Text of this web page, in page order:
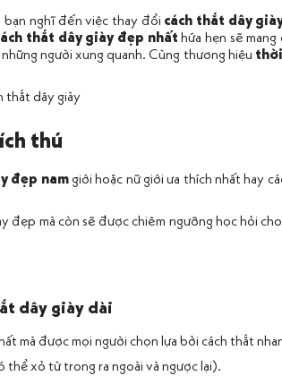
nghĩ đến việc thay đổi cách thắt dây
thắt dây giày đẹp nhất hứa hẹn sẽ
người xung quanh. Cùng thương hiệu
thú
đẹp namgiới hoặc nữ giới ưa thích nhất hay
đẹp mà còn sẽ được chiêm ngưỡng học hỏi
mà được mọi người chọn lựa bởi cách thắt
thể xỏ từ trong ra ngoài và ngược lại).